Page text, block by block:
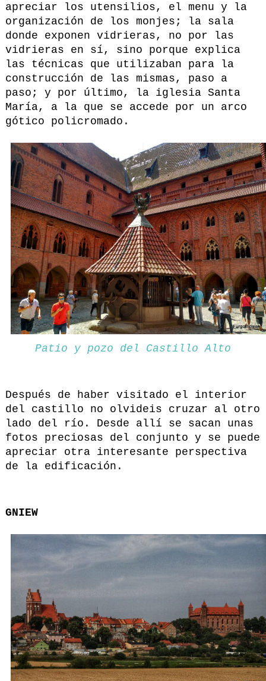
apreciar los utensilios, el menu y la
organización de los monjes; la sala
donde exponen vidrieras, no por las
vidrieras en sí, sino porque explica
las técnicas que utilizaban para la
construcción de las mismas, paso a
paso; y por último, la iglesia Santa
María, a la que se accede por un arco
gótico policromado.
Patio y pozo del Castillo Alto
Después de haber visitado el interior
del castillo no olvideis cruzar al otro
lado del río. Desde allí se sacan unas
fotos preciosas del conjunto y se puede
apreciar otra interesante perspectiva
de la edificación.
GNIEW